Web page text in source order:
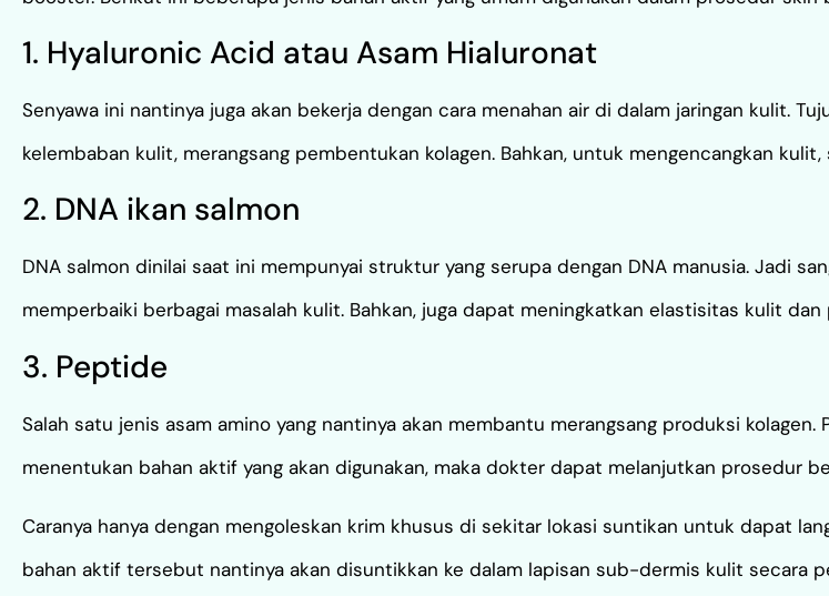
1. Hyaluronic Acid atau Asam Hialuronat
Senyawa ini nantinya juga akan bekerja dengan cara menahan air di dalam jaringan kulit.
kelembaban kulit, merangsang pembentukan kolagen. Bahkan, untuk mengencangkan
2. DNA ikan salmon
DNA salmon dinilai saat ini mempunyai struktur yang serupa dengan DNA manusia. Jadi
memperbaiki berbagai masalah kulit. Bahkan, juga dapat meningkatkan elastisitas kulit dan
3. Peptide
Salah satu jenis asam amino yang nantinya akan membantu merangsang produksi kolagen.
menentukan bahan aktif yang akan digunakan, maka dokter dapat melanjutkan prosedur
Caranya hanya dengan mengoleskan krim khusus di sekitar lokasi suntikan untuk dapat
bahan aktif tersebut nantinya akan disuntikkan ke dalam lapisan sub-dermis kulit secara